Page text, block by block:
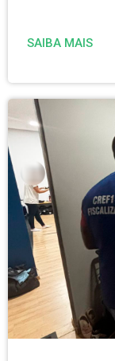
SAIBA MAIS